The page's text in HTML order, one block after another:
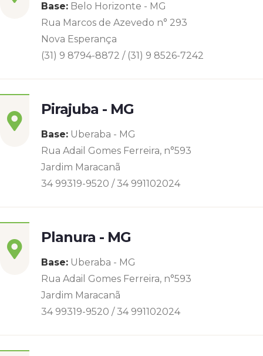
Base: Belo Horizonte - MG
Rua Marcos de Azevedo n° 293
Nova Esperança
(31) 9 8794-8872 / (31) 9 8526-7242
Pirajuba - MG
Base: Uberaba - MG
Rua Adail Gomes Ferreira, n°593
Jardim Maracanã
34 99319-9520 / 34 991102024
Planura - MG
Base: Uberaba - MG
Rua Adail Gomes Ferreira, n°593
Jardim Maracanã
34 99319-9520 / 34 991102024